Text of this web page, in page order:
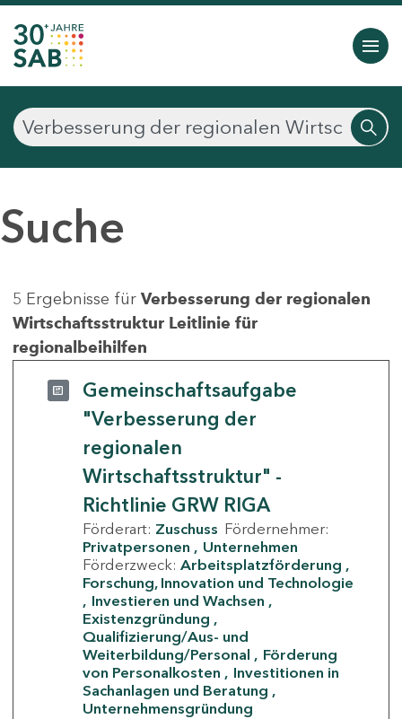
Suche
5 Ergebnisse für Verbesserung der regionalen
Wirtschaftsstruktur Leitlinie für
regionalbeihilfen
Gemeinschaftsaufgabe
"Verbesserung der
regionalen
Wirtschaftsstruktur" -
Richtlinie GRW RIGA
Förderart: Zuschuss Fördernehmer:
Privatpersonen
Unternehmen
Förderzweck: Arbeitsplatzförderung
Forschung, Innovation und Technologie
Investieren und Wachsen
Existenzgründung
Qualifizierung/Aus- und
Weiterbildung/Personal
Förderung
von Personalkosten
Investitionen in
Sachanlagen und Beratung
Unternehmensgründung